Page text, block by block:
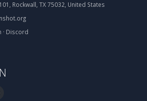
Rockwall, TX 75032, United States
· Discord